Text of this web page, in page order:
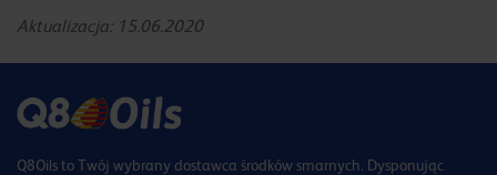
Aktualizacja: 15.06.2020
Q8Oils to Twój wybrany dostawca środków smarnych. Dysponując